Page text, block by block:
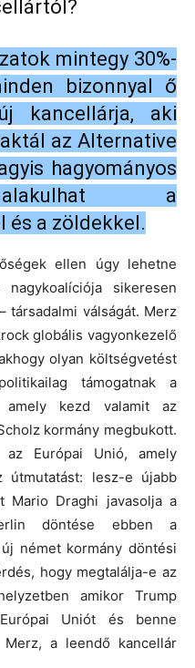
mintegy 30%-
bizonnyal ő
kancellárja, aki
az Alternative
hagyományos
a
és a zöldekkel.
ellen úgy lehetne
sikeresen
társadalmi válságát. Merz
globális vagyonkezelő
olyan költségvetést
támogatnak a
kezd valamit az
kormány megbukott.
Európai Unió, amely
útmutatást: lesz-e újabb
Mario Draghi javasolja a
döntése ebben a
német kormány döntési
hogy megtalálja-e az
amikor Trump
Uniót és benne
a leendő kancellár